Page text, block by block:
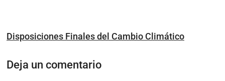
Disposiciones Finales del Cambio Climático
Deja un comentario